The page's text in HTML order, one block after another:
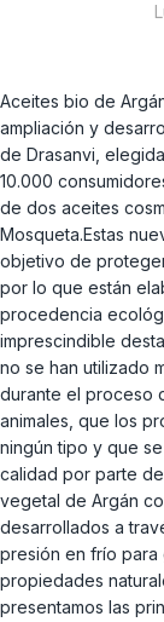
Aceites bio de
ampliación y
de Drasanvi,
10.000
de dos aceites
Mosqueta.Estas
objetivo de
por lo que están
procedencia
imprescindible
no se han utilizado
durante el proceso
animales, que los
ningún tipo y que
calidad por parte
vegetal de Argán
desarrollados a
presión en frío para
propiedades
presentamos las